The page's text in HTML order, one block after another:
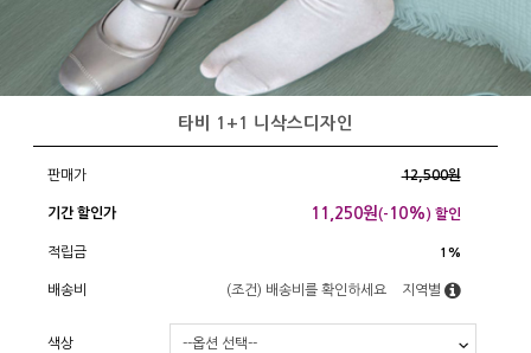
타비 1+1 니삭스디자인
판매가 12,500원
기간 할인가 11,250원(- 10%) 할인
적립금 1%
배송비 (조건) 배송비를 확인하세요 지역별
색상